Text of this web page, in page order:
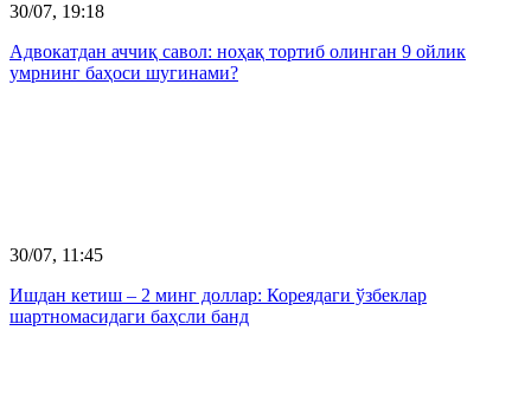
30/07, 19:18
Адвокатдан аччиқ савол: ноҳақ тортиб олинган 9 ойлик
умрнинг баҳоси шугинами?
30/07, 11:45
Ишдан кетиш – 2 минг доллар: Кореядаги ўзбеклар
шартномасидаги баҳсли банд